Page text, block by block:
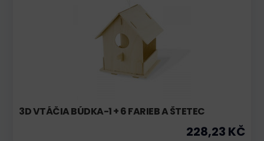
3D VTÁČIA BÚDKA-1 + 6 FARIEB A ŠTETEC
228,23 KČ